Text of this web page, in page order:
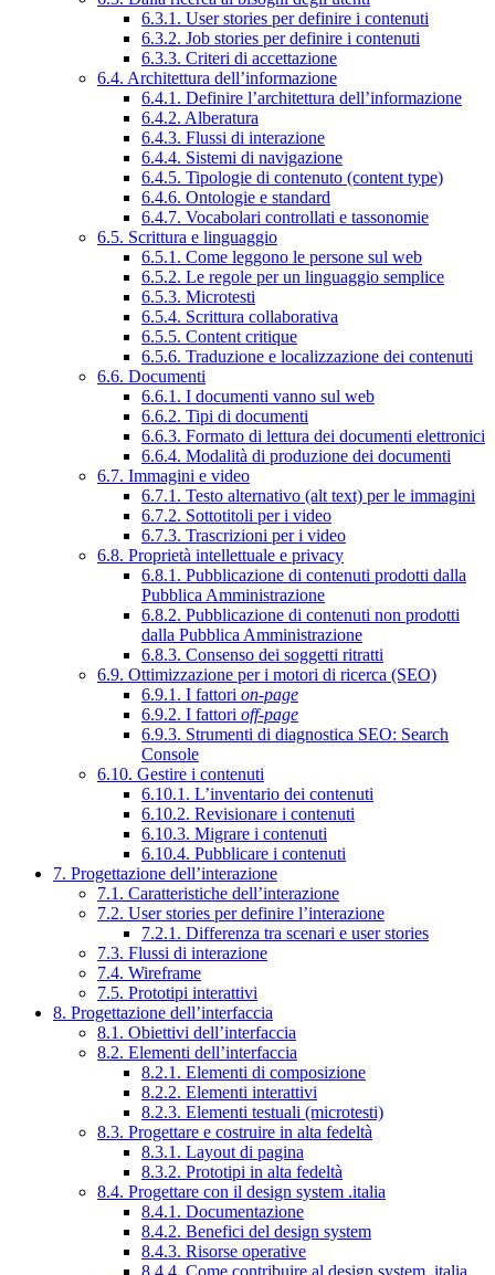
6.3.1. User stories per definire i contenuti
6.3.2. Job stories per definire i contenuti
6.3.3. Criteri di accettazione
6.4. Architettura dell’informazione
6.4.1. Definire l’architettura dell’informazione
6.4.2. Alberatura
6.4.3. Flussi di interazione
6.4.4. Sistemi di navigazione
6.4.5. Tipologie di contenuto (content type)
6.4.6. Ontologie e standard
6.4.7. Vocabolari controllati e tassonomie
6.5. Scrittura e linguaggio
6.5.1. Come leggono le persone sul web
6.5.2. Le regole per un linguaggio semplice
6.5.3. Microtesti
6.5.4. Scrittura collaborativa
6.5.5. Content critique
6.5.6. Traduzione e localizzazione dei contenuti
6.6. Documenti
6.6.1. I documenti vanno sul web
6.6.2. Tipi di documenti
6.6.3. Formato di lettura dei documenti elettronici
6.6.4. Modalità di produzione dei documenti
6.7. Immagini e video
6.7.1. Testo alternativo (alt text) per le immagini
6.7.2. Sottotitoli per i video
6.7.3. Trascrizioni per i video
6.8. Proprietà intellettuale e privacy
6.8.1. Pubblicazione di contenuti prodotti dalla
Pubblica Amministrazione
6.8.2. Pubblicazione di contenuti non prodotti
dalla Pubblica Amministrazione
6.8.3. Consenso dei soggetti ritratti
6.9. Ottimizzazione per i motori di ricerca (SEO)
6.9.1. I fattori on-page
6.9.2. I fattori off-page
6.9.3. Strumenti di diagnostica SEO: Search
Console
6.10. Gestire i contenuti
6.10.1. L’inventario dei contenuti
6.10.2. Revisionare i contenuti
6.10.3. Migrare i contenuti
6.10.4. Pubblicare i contenuti
7. Progettazione dell’interazione
7.1. Caratteristiche dell’interazione
7.2. User stories per definire l’interazione
7.2.1. Differenza tra scenari e user stories
7.3. Flussi di interazione
7.4. Wireframe
7.5. Prototipi interattivi
8. Progettazione dell’interfaccia
8.1. Obiettivi dell’interfaccia
8.2. Elementi dell’interfaccia
8.2.1. Elementi di composizione
8.2.2. Elementi interattivi
8.2.3. Elementi testuali (microtesti)
8.3. Progettare e costruire in alta fedeltà
8.3.1. Layout di pagina
8.3.2. Prototipi in alta fedeltà
8.4. Progettare con il design system .italia
8.4.1. Documentazione
8.4.2. Benefici del design system
8.4.3. Risorse operative
8.4.4. Come contribuire al design system .italia